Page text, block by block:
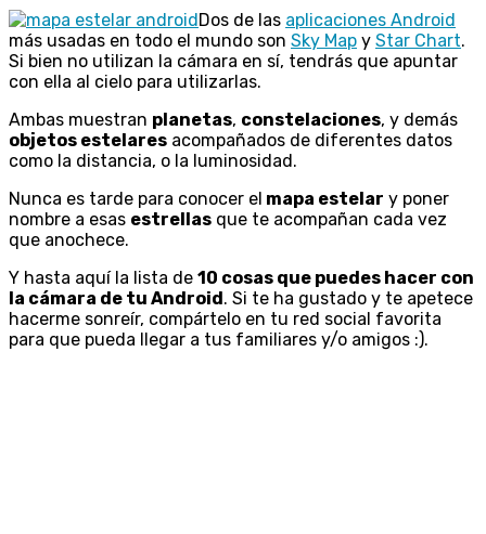
Dos de las aplicaciones Android
más usadas en todo el mundo son Sky Map y Star Chart.
Si bien no utilizan la cámara en sí, tendrás que apuntar
con ella al cielo para utilizarlas.
Ambas muestran planetas, constelaciones, y demás
objetos estelares acompañados de diferentes datos
como la distancia, o la luminosidad.
Nunca es tarde para conocer el mapa estelar y poner
nombre a esas estrellas que te acompañan cada vez
que anochece.
Y hasta aquí la lista de 10 cosas que puedes hacer con
la cámara de tu Android. Si te ha gustado y te apetece
hacerme sonreír, compártelo en tu red social favorita
para que pueda llegar a tus familiares y/o amigos :).